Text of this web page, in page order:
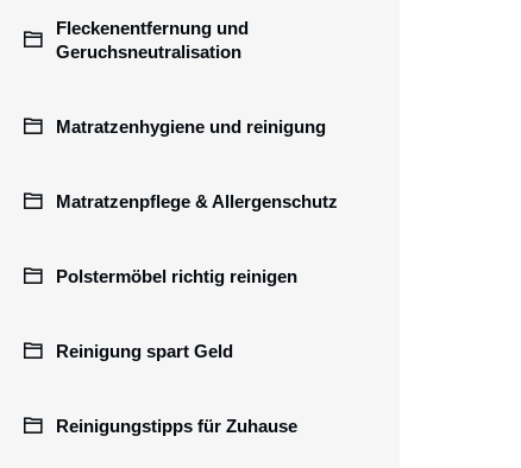
Fleckenentfernung und
Geruchsneutralisation
Matratzenhygiene und reinigung
Matratzenpflege & Allergenschutz
Polstermöbel richtig reinigen
Reinigung spart Geld
Reinigungstipps für Zuhause